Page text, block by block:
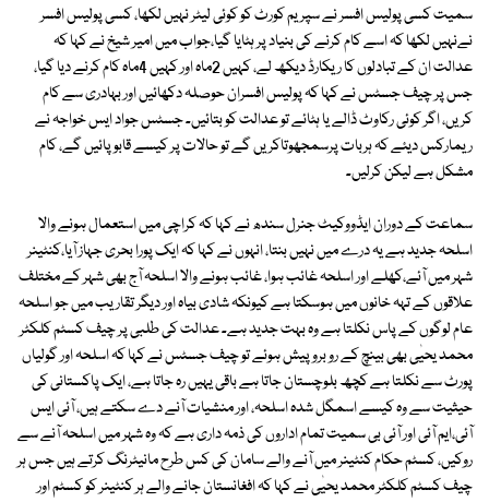
سمیت کسی پولیس افسر نے سپریم کورٹ کو کوئی لیٹر نہیں لکھا، کسی پولیس افسر
نےنہیں لکھا کہ اسے کام کرنے کی بنیاد پر ہٹایا گیا،جواب میں امیر شیخ نے کہا کہ
عدالت ان کے تبادلوں کا ریکارڈ دیکھ لے، کہیں 2ماہ اور کہیں 4ماہ کام کرنے دیا گیا،
جس پر چیف جسٹس نے کہا کہ پولیس افسران حوصلہ دکھائیں اور بہادری سے کام
کریں، اگر کوئی رکاوٹ ڈالے یا ہٹائے تو عدالت کو بتائیں۔ جسٹس جواد ایس خواجہ نے
ریمارکس دیئے کہ ہربات پرسمجھوتاکریں گے تو حالات پر کیسے قابو پائیں گے، کام
مشکل ہے لیکن کرلیں۔
سماعت کے دوران ایڈووکیٹ جنرل سندھ نے کہا کہ کراچی میں استعمال ہونے والا
اسلحہ جدید ہے یہ درے میں نہیں بنتا، انہوں نے کہا کہ ایک پورا بحری جہاز آیا،کنٹینر
شہر میں آئے،کھلے اور اسلحہ غائب ہوا، غائب ہونے والا اسلحہ آج بھی شہر کے مختلف
علاقوں کے تہہ خانوں میں ہوسکتا ہے کیونکہ شادی بیاہ اور دیگر تقاریب میں جو اسلحہ
عام لوگوں کے پاس نکلتا ہے وہ بہت جدید ہے۔ عدالت کی طلبی پر چیف کسٹم کلکٹر
محمد یحیٰی بھی بینچ کے رو برو پیش ہوئے تو چیف جسٹس نے کہا کہ اسلحہ اور گولیاں
پورٹ سے نکلتا ہے کچھ بلوچستان جاتا ہے باقی یہیں رہ جاتا ہے، ایک پاکستانی کی
حیثیت سے وہ کیسے اسمگل شدہ اسلحہ، اور منشیات آنے دے سکتے ہیں، آئی ایس
آئی،ایم آئی اور آئی بی سمیت تمام اداروں کی ذمہ داری ہے کہ وہ شہر میں اسلحہ آنے سے
روکیں، کسٹم حکام کنٹینر میں آنے والے سامان کی کس طرح مانیٹرنگ کرتے ہیں جس ہر
چیف کسٹم کلکٹر محمد یحیٰی نے کہا کہ افغانستان جانے والے ہر کنٹینر کو کسٹم اور